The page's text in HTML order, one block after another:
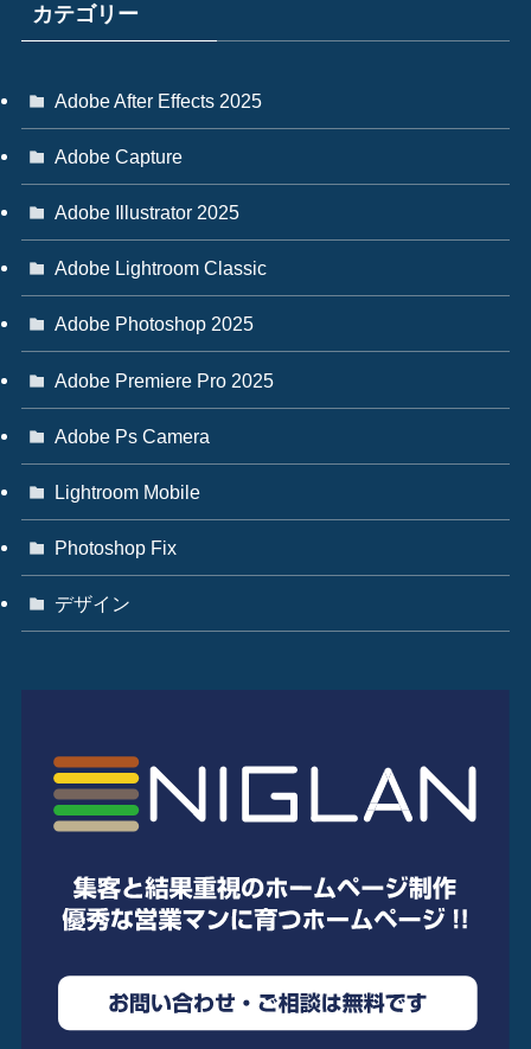
カテゴリー
Adobe After Effects 2025
Adobe Capture
Adobe Illustrator 2025
Adobe Lightroom Classic
Adobe Photoshop 2025
Adobe Premiere Pro 2025
Adobe Ps Camera
Lightroom Mobile
Photoshop Fix
デザイン